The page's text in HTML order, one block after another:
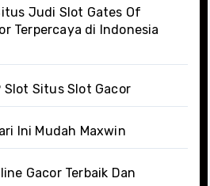
Judi Slot Gates Of
Terpercaya di Indonesia
Slot Situs Slot Gacor
Ini Mudah Maxwin
Gacor Terbaik Dan